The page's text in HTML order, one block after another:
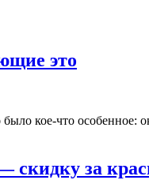
это
было кое-что особенное:
скидку за